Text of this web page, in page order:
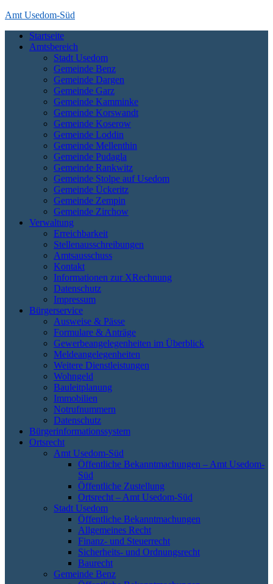
Skip
content
Amt Usedom-Süd
Das Amt Usedom-Süd ist die Verwaltung für einen großen Bereich
auf der Insel Usedom. Es erstreckt sich vom Seebad Zempin im
Nordwesten bis an die polnische Grenze bei Garz und Kamminke im
Osten und die Zecheriner Brücke im Süden der Insel.
Startseite
Amtsbereich
Stadt Usedom
Gemeinde Benz
Gemeinde Dargen
Gemeinde Garz
Gemeinde Kamminke
Gemeinde Korswandt
Gemeinde Koserow
Gemeinde Loddin
Gemeinde Mellenthin
Gemeinde Pudagla
Gemeinde Rankwitz
Gemeinde Stolpe auf Usedom
Gemeinde Ückeritz
Gemeinde Zempin
Gemeinde Zirchow
Verwaltung
Erreichbarkeit
Stellenausschreibungen
Amtsausschuss
Kontakt
Informationen zur XRechnung
Datenschutz
Impressum
Bürgerservice
Ausweise & Pässe
Formulare & Anträge
Gewerbeangelegenheiten im Überblick
Meldeangelegenheiten
Weitere Dienstleistungen
Wohngeld
Bauleitplanung
Immobilien
Notrufnummern
Datenschutz
Bürgerinformationssystem
Ortsrecht
Amt Usedom-Süd
Öffentliche Bekanntmachungen – Amt Usedom-
Süd
Öffentliche Zustellung
Ortsrecht – Amt Usedom-Süd
Stadt Usedom
Öffentliche Bekanntmachungen
Allgemeines Recht
Finanz- und Steuerrecht
Sicherheits- und Ordnungsrecht
Baurecht
Gemeinde Benz